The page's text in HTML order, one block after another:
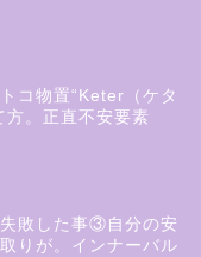
コ物置“Keter（ケタ
方。正直不安要素
敗した事③自分の安
りが。インナーバル